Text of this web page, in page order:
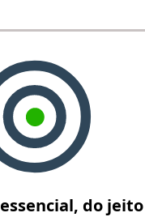
do jeito